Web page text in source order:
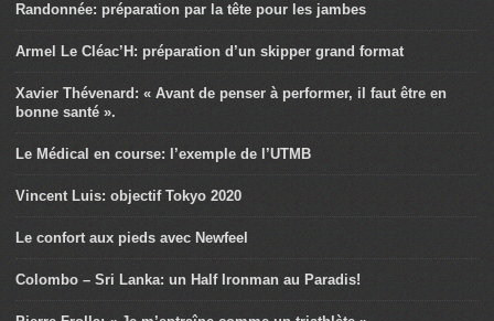
Randonnée: préparation par la tête pour les jambes
Armel Le Cléac’H: préparation d’un skipper grand format
Xavier Thévenard: « Avant de penser à performer, il faut être en
bonne santé ».
Le Médical en course: l’exemple de l’UTMB
Vincent Luis: objectif Tokyo 2020
Le confort aux pieds avec Newfeel
Colombo – Sri Lanka: un Half Ironman au Paradis!